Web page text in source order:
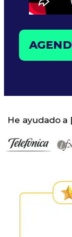
He ayudado a